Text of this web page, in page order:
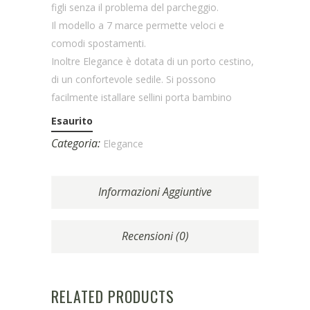
figli senza il problema del parcheggio.
Il modello a 7 marce permette veloci e
comodi spostamenti.
Inoltre Elegance è dotata di un porto cestino,
di un confortevole sedile. Si possono
facilmente istallare sellini porta bambino
Esaurito
Categoria: Elegance
Informazioni Aggiuntive
Recensioni (0)
RELATED PRODUCTS